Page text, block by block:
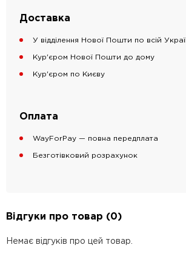
Доставка
У відділення Нової Пошти по всій
Кур'єром Нової Пошти до дому
Кур'єром по Києву
Оплата
WayForPay — повна передплата
Безготівковий розрахунок
Відгуки про товар (0)
Немає відгуків про цей товар.